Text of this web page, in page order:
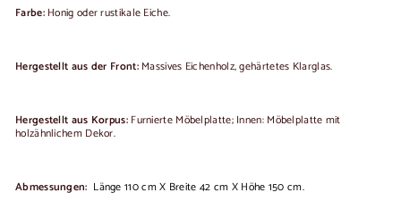
Farbe:Honig oder rustikale Eiche.
Hergestellt aus der Front:Massives Eichenholz, gehärtetes Klarglas.
Hergestellt aus Korpus:Furnierte Möbelplatte; Innen: Möbelplatte mit
holzähnlichem Dekor.
Abmessungen: Länge 110 cm X Breite 42 cm X Höhe 150 cm.